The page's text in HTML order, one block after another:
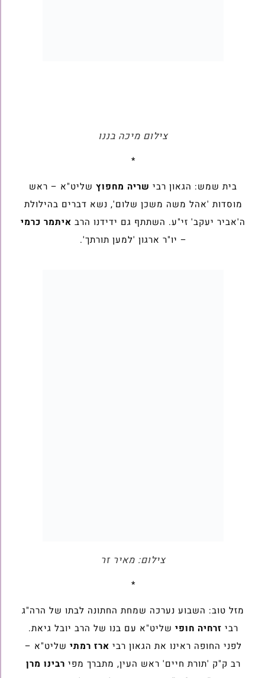
צילום מיכה בננו
*
בית שמש: הגאון רבי שריה מחפוץ שליט"א – ראש
מוסדות 'אהל משה משכן שלום', נשא דברים בהילולת
ה'אביר יעקב' זי"ע. השתתף גם ידידנו הרב איתמר כרמי
– יו"ר ארגון 'למען תורתך'.
צילום: מאיר זר
*
מזל טוב: השבוע נערכה שמחת החתונה לבתו של הרה"ג
רבי זרחיה חופי שליט"א עם בנו של הרב יובל גיאת.
לפני החופה ראינו את הגאון רבי ארז רמתי שליט"א –
רב ק"ק 'תורת חיים' ראש העין, מתברך מפי רבינו מרן